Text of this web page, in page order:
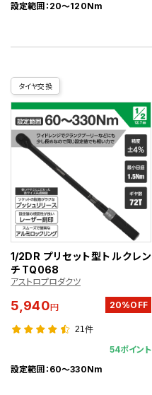
設定範囲：20～120Nm
タイヤ交換
1/2DR プリセット型トルクレン
チ TQ068
アストロプロダクツ
5,940円 20%OFF
21件
54ポイント
設定範囲：60～330Nm